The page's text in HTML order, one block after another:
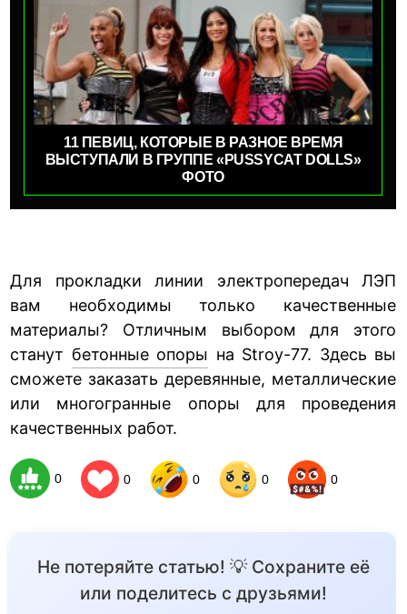
11 ПЕВИЦ, КОТОРЫЕ В РАЗНОЕ ВРЕМЯ
ВЫСТУПАЛИ В ГРУППЕ «PUSSYCAT DOLLS»
ФОТО
Для прокладки линии электропередач ЛЭП
вам необходимы только качественные
материалы? Отличным выбором для этого
станут бетонные опоры на Stroy-77. Здесь вы
сможете заказать деревянные, металлические
или многогранные опоры для проведения
качественных работ.
0 0 0 0 0
Не потеряйте статью! 💡 Сохраните её
или поделитесь с друзьями!